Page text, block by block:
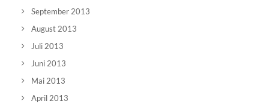
September 2013
August 2013
Juli 2013
Juni 2013
Mai 2013
April 2013